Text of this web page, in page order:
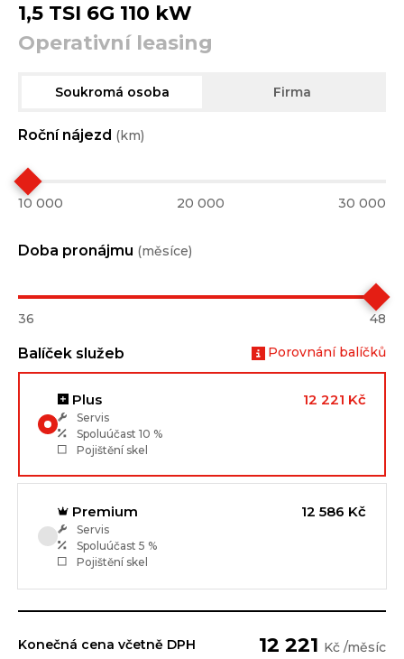
1,5 TSI 6G 110 kW
Operativní leasing
Soukromá osoba Firma
Roční nájezd (km)
10 000 20 000 30 000
Doba pronájmu (měsíce)
36 48
Balíček služeb Porovnání balíčků
Plus 12 221 Kč
Servis
Spoluúčast 10 %
Pojištění skel
Premium 12 586 Kč
Servis
Spoluúčast 5 %
Pojištění skel
Konečná cena včetně DPH 12 221 Kč /měsíc